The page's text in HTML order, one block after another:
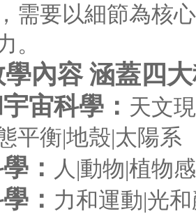
需要以細節為核
。
內容 涵蓋四
宙科學： 天文
平衡|地殼|太陽系
： 人|動物|植物
： 力和運動|光